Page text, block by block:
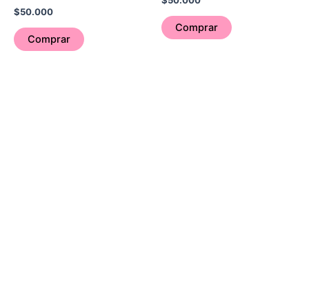
$50.000
Comprar
Comprar